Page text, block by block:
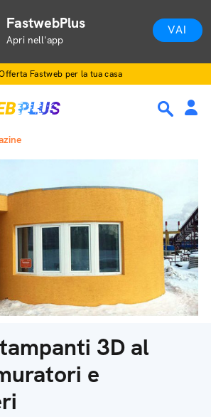
FastwebPlus
Apri nell'app
VAI
Fastweb per la tua casa
3D al
e